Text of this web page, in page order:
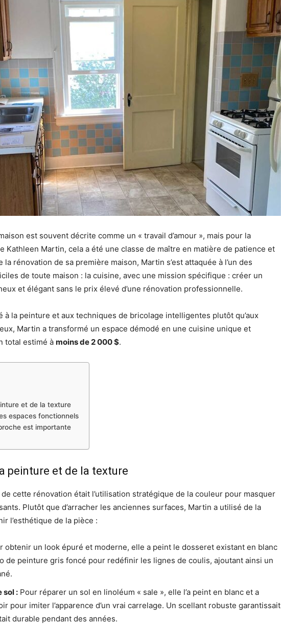
est souvent décrite comme un « travail d’amour », mais pour la
Kathleen Martin, cela a été une classe de maître en matière de patience et
la rénovation de sa première maison, Martin s’est attaquée à l’un des
de toute maison : la cuisine, avec une mission spécifique : créer un
et élégant sans le prix élevé d’une rénovation professionnelle.
à la peinture et aux techniques de bricolage intelligentes plutôt qu’aux
Martin a transformé un espace démodé en une cuisine unique et
total estimé à moins de 2 000 $.
et de la texture
espaces fonctionnels
est importante
peinture et de la texture
cette rénovation était l’utilisation stratégique de la couleur pour masquer
Plutôt que d’arracher les anciennes surfaces, Martin a utilisé de la
l’esthétique de la pièce :
obtenir un look épuré et moderne, elle a peint le dosseret existant en blanc
de peinture gris foncé pour redéfinir les lignes de coulis, ajoutant ainsi un
sol : Pour réparer un sol en linoléum « sale », elle l’a peint en blanc et a
pour imiter l’apparence d’un vrai carrelage. Un scellant robuste garantissait
durable pendant des années.